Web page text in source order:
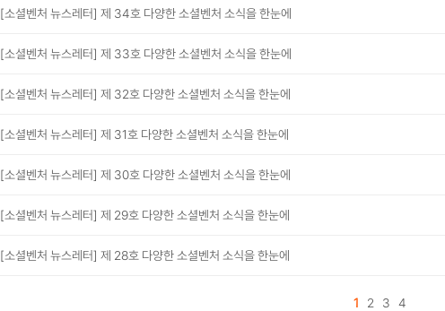
[소셜벤처 뉴스레터] 제 34호 다양한 소셜벤처 소식을 한눈에
[소셜벤처 뉴스레터] 제 33호 다양한 소셜벤처 소식을 한눈에
[소셜벤처 뉴스레터] 제 32호 다양한 소셜벤처 소식을 한눈에
[소셜벤처 뉴스레터] 제 31호 다양한 소셜벤처 소식을 한눈에
[소셜벤처 뉴스레터] 제 30호 다양한 소셜벤처 소식을 한눈에
[소셜벤처 뉴스레터] 제 29호 다양한 소셜벤처 소식을 한눈에
[소셜벤처 뉴스레터] 제 28호 다양한 소셜벤처 소식을 한눈에
1 2 3 4